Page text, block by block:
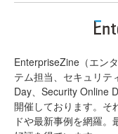
EnterpriseZine（エン
テム担当、セキュリテ
Day、Security Online
開催しております。そ
ドや最新事例を網羅。